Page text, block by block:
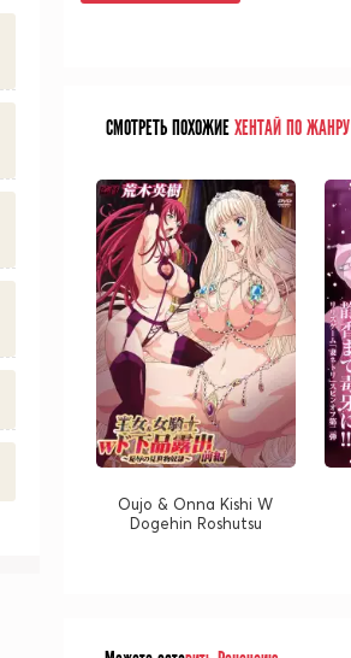
СМОТРЕТЬ ПОХОЖИЕХЕНТАЙ ПО ЖАНРУ
Oujo & Onna Kishi W
Dogehin Roshutsu